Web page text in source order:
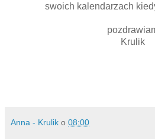
swoich kalendarzach
Krulik
Anna - Krulik o 08:00